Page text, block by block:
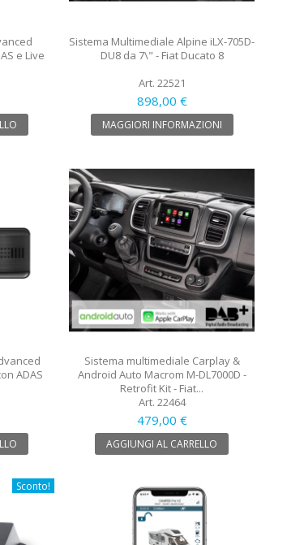
e Live
Sistema Multimediale Alpine iLX-705D-
DU8 da 7\" - Fiat Ducato 8
Art. 22521
898,00 €
MAGGIORI INFORMAZIONI
ADAS
Sistema multimediale Carplay &
Android Auto Macrom M-DL7000D -
Retrofit Kit - Fiat...
Art. 22464
479,00 €
AGGIUNGI AL CARRELLO
Sconto!